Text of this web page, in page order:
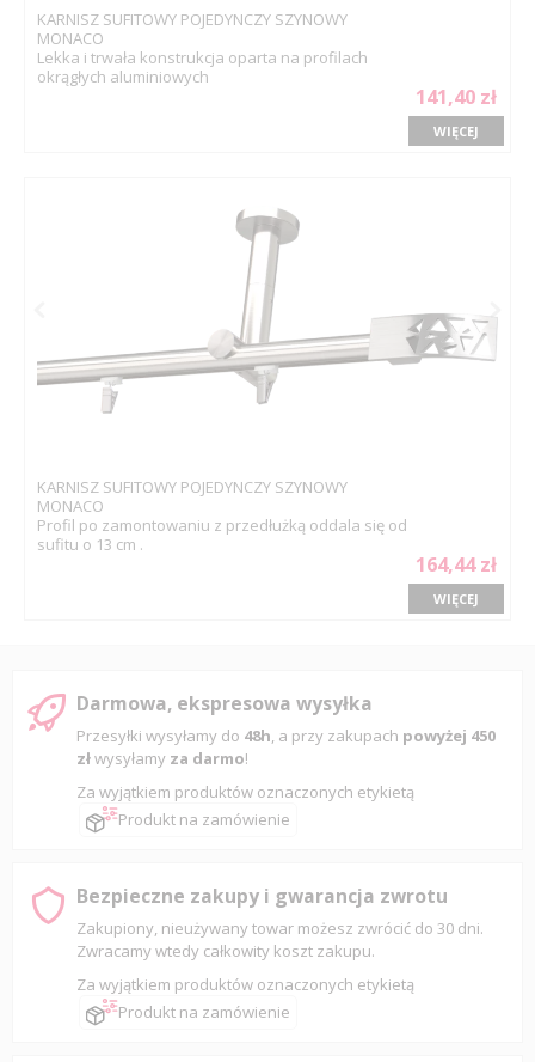
KARNISZ SUFITOWY POJEDYNCZY SZYNOWY
MONACO
Lekka i trwała konstrukcja oparta na profilach
okrągłych aluminiowych
141,40 zł
WIĘCEJ
KARNISZ SUFITOWY POJEDYNCZY SZYNOWY
MONACO
Profil po zamontowaniu z przedłużką oddala się od
sufitu o 13 cm .
164,44 zł
WIĘCEJ
Darmowa, ekspresowa wysyłka
Przesyłki wysyłamy do 48h, a przy zakupach powyżej 450
złwysyłamy za darmo!
Za wyjątkiem produktów oznaczonych etykietą
Produkt na zamówienie
Bezpieczne zakupy i gwarancja zwrotu
Zakupiony, nieużywany towar możesz zwrócić do 30 dni.
Zwracamy wtedy całkowity koszt zakupu.
Za wyjątkiem produktów oznaczonych etykietą
Produkt na zamówienie